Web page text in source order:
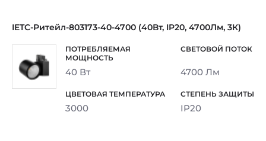
IETC-Ритейл-803173-40-4700 (40Вт, IP20, 4700Лм, 3К)
40 Вт 4700 Лм
3000 IP20